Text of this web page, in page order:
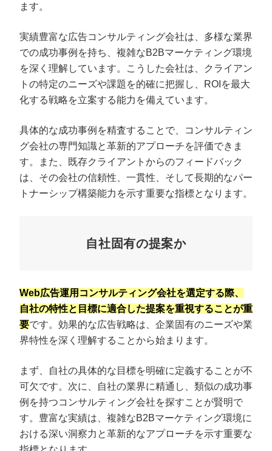
ます。
実績豊富な広告コンサルティング会社は、多様な業界
での成功事例を持ち、複雑なB2Bマーケティング環境
を深く理解しています。こうした会社は、クライアン
トの特定のニーズや課題を的確に把握し、ROIを最大
化する戦略を立案する能力を備えています。
具体的な成功事例を精査することで、コンサルティン
グ会社の専門知識と革新的アプローチを評価できま
す。また、既存クライアントからのフィードバック
は、その会社の信頼性、一貫性、そして長期的なパー
トナーシップ構築能力を示す重要な指標となります。
自社固有の提案か
Web広告運用コンサルティング会社を選定する際、
自社の特性と目標に適合した提案を重視することが重
要です。効果的な広告戦略は、企業固有のニーズや業
界特性を深く理解することから始まります。
まず、自社の具体的な目標を明確に定義することが不
可欠です。次に、自社の業界に精通し、類似の成功事
例を持つコンサルティング会社を探すことが賢明で
す。豊富な実績は、複雑なB2Bマーケティング環境に
おける深い洞察力と革新的なアプローチを示す重要な